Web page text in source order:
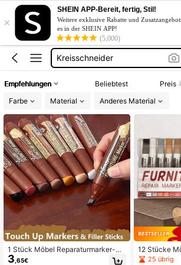
×
SHEIN APP-Bereit, fertig, Stil!
Weitere exklusive Rabatte und
es in der SHEIN APP!
(5,000)
Farbe Für Holz
Brennstift
Mal Zubehör
Kreisschneider
Brennstift
Empfehlungen Beliebtest Preis
Farbe
Material Anderes Material
1 Stück Möbel Reparaturmarker-Sti
ft, Holzschrank, Boden Reparatur-
3 ,65€
12 Stücke
n
25 übrig